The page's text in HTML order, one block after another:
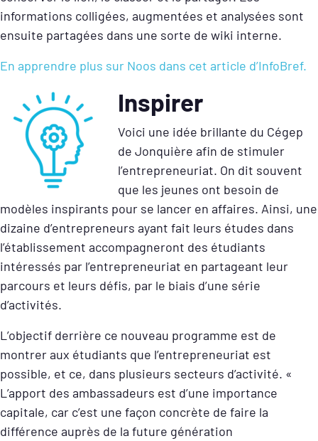
informations colligées, augmentées et analysées sont
ensuite partagées dans une sorte de wiki interne.
En apprendre plus sur Noos dans cet article d’InfoBref.
Inspirer
Voici une idée brillante du Cégep
de Jonquière afin de stimuler
l’entrepreneuriat. On dit souvent
que les jeunes ont besoin de
modèles inspirants pour se lancer en affaires. Ainsi, une
dizaine d’entrepreneurs ayant fait leurs études dans
l’établissement accompagneront des étudiants
intéressés par l’entrepreneuriat en partageant leur
parcours et leurs défis, par le biais d’une série
d’activités.
L’objectif derrière ce nouveau programme est de
montrer aux étudiants que l’entrepreneuriat est
possible, et ce, dans plusieurs secteurs d’activité. «
L’apport des ambassadeurs est d’une importance
capitale, car c’est une façon concrète de faire la
différence auprès de la future génération